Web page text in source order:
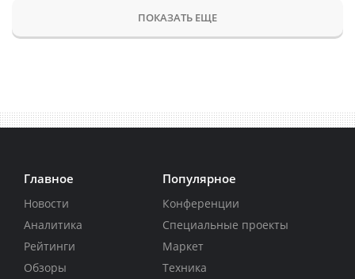
ПОКАЗАТЬ ЕЩЕ
Главное
Новости
Аналитика
Рейтинги
Обзоры
Популярное
Конференции
Специальные проекты
Маркет
Техника